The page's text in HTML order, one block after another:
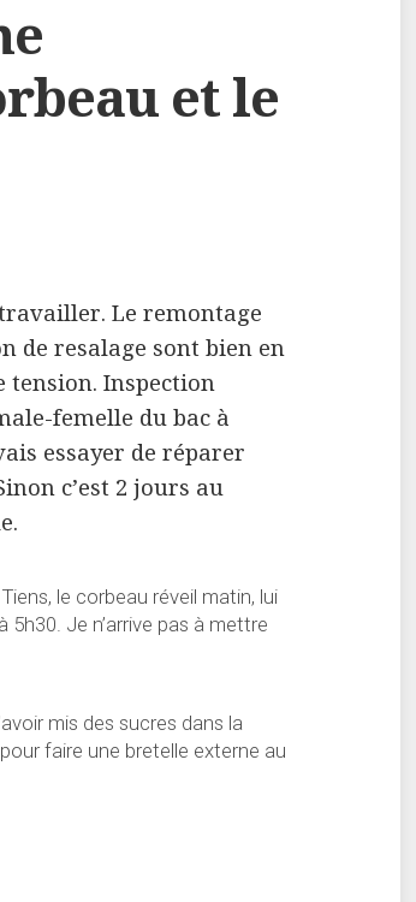
et le
Le remontage
de resalage sont bien en
tension. Inspection
femelle du bac à
essayer de réparer
c’est 2 jours au
le corbeau réveil matin, lui
Je n’arrive pas à mettre
mis des sucres dans la
faire une bretelle externe au